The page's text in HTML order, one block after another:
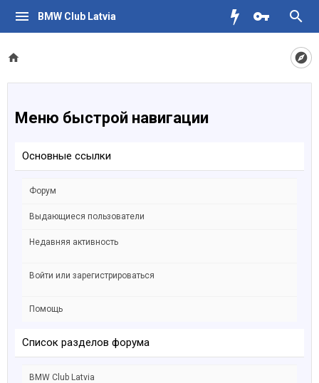
BMW Club Latvia
Меню быстрой навигации
Основные ссылки
Форум
Выдающиеся пользователи
Недавняя активность
Войти или зарегистрироваться
Помощь
Список разделов форума
BMW Club Latvia